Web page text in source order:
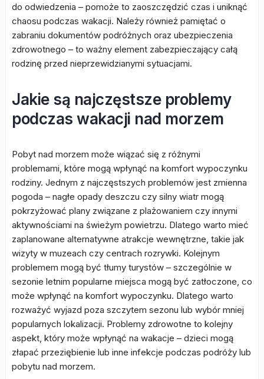
do odwiedzenia – pomoże to zaoszczędzić czas i uniknąć
chaosu podczas wakacji. Należy również pamiętać o
zabraniu dokumentów podróżnych oraz ubezpieczenia
zdrowotnego – to ważny element zabezpieczający całą
rodzinę przed nieprzewidzianymi sytuacjami.
Jakie są najczęstsze problemy
podczas wakacji nad morzem
Pobyt nad morzem może wiązać się z różnymi
problemami, które mogą wpłynąć na komfort wypoczynku
rodziny. Jednym z najczęstszych problemów jest zmienna
pogoda – nagłe opady deszczu czy silny wiatr mogą
pokrzyżować plany związane z plażowaniem czy innymi
aktywnościami na świeżym powietrzu. Dlatego warto mieć
zaplanowane alternatywne atrakcje wewnętrzne, takie jak
wizyty w muzeach czy centrach rozrywki. Kolejnym
problemem mogą być tłumy turystów – szczególnie w
sezonie letnim popularne miejsca mogą być zatłoczone, co
może wpłynąć na komfort wypoczynku. Dlatego warto
rozważyć wyjazd poza szczytem sezonu lub wybór mniej
popularnych lokalizacji. Problemy zdrowotne to kolejny
aspekt, który może wpłynąć na wakacje – dzieci mogą
złapać przeziębienie lub inne infekcje podczas podróży lub
pobytu nad morzem.